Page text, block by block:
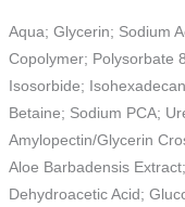
Aqua; Glycerin; Sodium
Copolymer; Polysorbate
Isosorbide;
Betaine; Sodium PCA;
Amylopectin/Glycerin
Aloe Barbadensis
Dehydroacetic Acid;